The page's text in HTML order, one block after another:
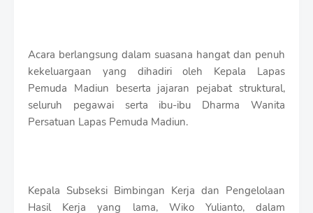
Acara berlangsung dalam suasana hangat dan penuh
kekeluargaan yang dihadiri oleh Kepala Lapas
Pemuda Madiun beserta jajaran pejabat struktural,
seluruh pegawai serta ibu-ibu Dharma Wanita
Persatuan Lapas Pemuda Madiun.
Kepala Subseksi Bimbingan Kerja dan Pengelolaan
Hasil Kerja yang lama, Wiko Yulianto, dalam
t
e
s